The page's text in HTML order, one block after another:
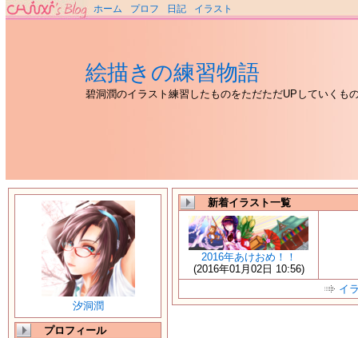
ホーム プロフ 日記 イラスト
絵描きの練習物語
碧洞潤のイラスト練習したものをただただUPしていくも
汐洞潤
プロフィール
新着イラスト一覧
2016年あけおめ！！
(2016年01月02日 10:56)
イ